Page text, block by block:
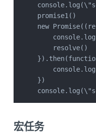
promise1()
new
    resolve()
})
宏任务